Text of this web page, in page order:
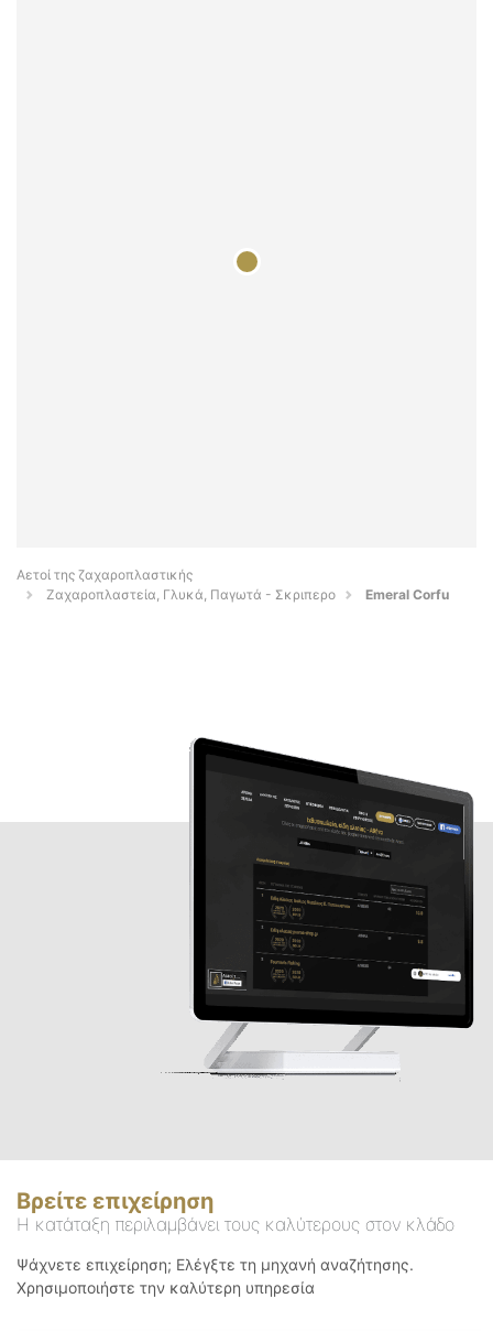
Αετοί της ζαχαροπλαστικής
Ζαχαροπλαστεία, Γλυκά, Παγωτά - Σκριπερο
Emeral Corfu
Βρείτε επιχείρηση
Η κατάταξη περιλαμβάνει τους καλύτερους στον κλάδο
Ψάχνετε επιχείρηση; Ελέγξτε τη μηχανή αναζήτησης.
Χρησιμοποιήστε την καλύτερη υπηρεσία